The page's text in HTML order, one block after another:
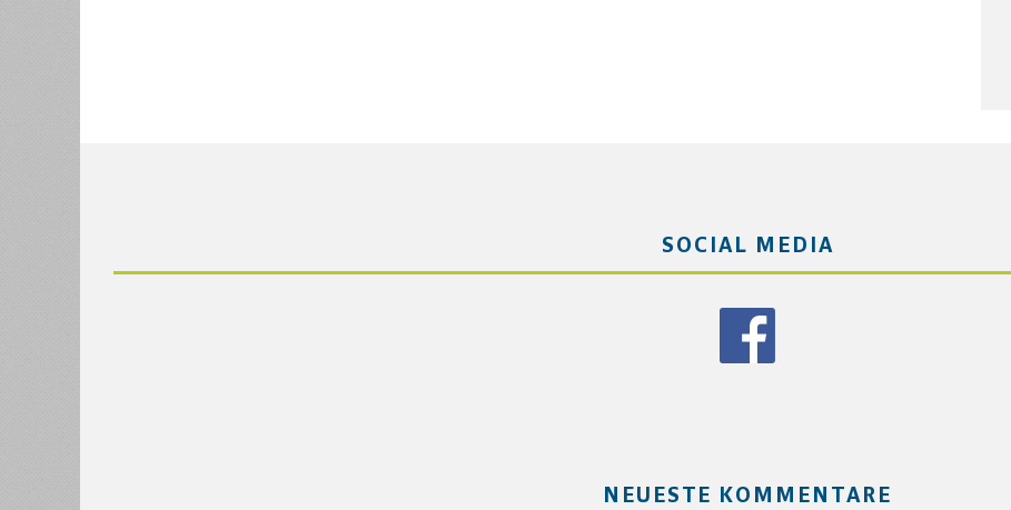
SOCIAL MEDIA
NEUESTE KOMMENTARE